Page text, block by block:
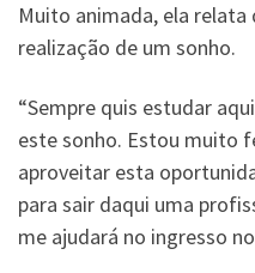
Muito animada, ela relata
realização de um sonho.
“Sempre quis estudar
este sonho. Estou muito
aproveitar esta
para sair daqui uma
me ajudará no ingresso